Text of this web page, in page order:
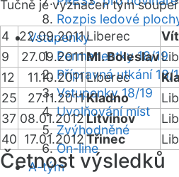
Rozpis ledové
Vstupenky
Permanentky 18/19
Přípravná utkání 18/
Vstupenky 18/19
Uvolňování míst
Zvýhodněné
On-line
A-tým
Tučně je vyznačen tým
4 22.09.2011Liberec
9
27.09.2011Ml. Boleslav
12
11.10.2011Liberec
25
27.11.2011Kladno
37 08.01.2012 Litvínov
40 17.01.2012Třinec
Četnost výsledků